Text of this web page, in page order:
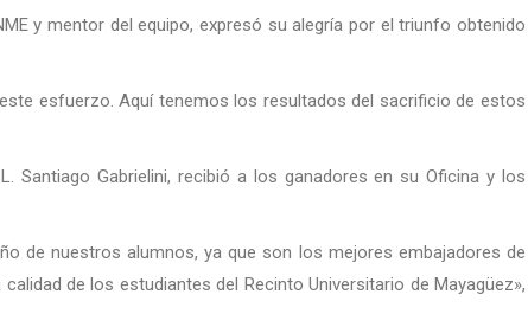
y mentor del equipo, expresó su alegría por el triunfo obtenido
esfuerzo. Aquí tenemos los resultados del sacrificio de estos
Santiago Gabrielini, recibió a los ganadores en su Oficina y los
de nuestros alumnos, ya que son los mejores embajadores de
de los estudiantes del Recinto Universitario de Mayagüez»,